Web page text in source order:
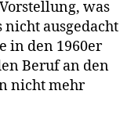
was
nicht ausgedacht
in den 1960er
Beruf an den
nicht mehr